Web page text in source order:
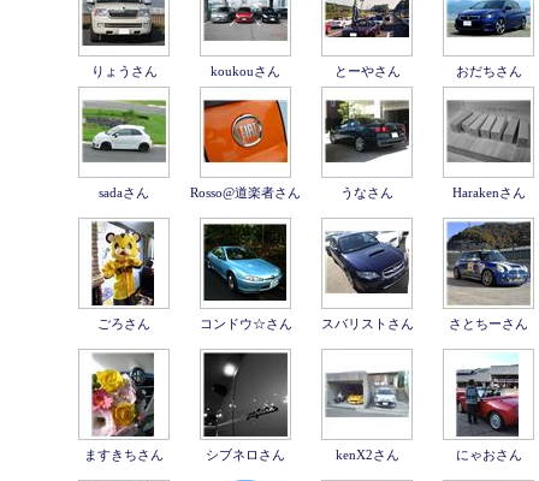
りょうさん koukouさん とーやさん おだちさん
sadaさん Rosso@道楽者さん うなさん Harakenさん
ごろさん コンドウ☆さん スバリストさん さとちーさん
ますきちさん シブネロさん kenX2さん にゃおさん